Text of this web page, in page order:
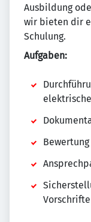
Ausbildung
wir bieten dir
Schulung.
Aufgaben: